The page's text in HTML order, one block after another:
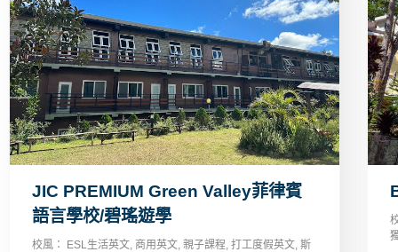
JIC PREMIUM Green Valley菲律賓
語言學校/碧瑤遊學
校風： ESL生活英文 商用英文 親子課程 打工度假英文 斯